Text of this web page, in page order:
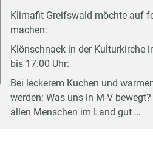
Klimafit Greifswald möchte auf
machen:
Klönschnack in der Kulturkirche
bis 17:00 Uhr:
Bei leckerem Kuchen und
werden: Was uns in M-V
allen Menschen im Land gut …